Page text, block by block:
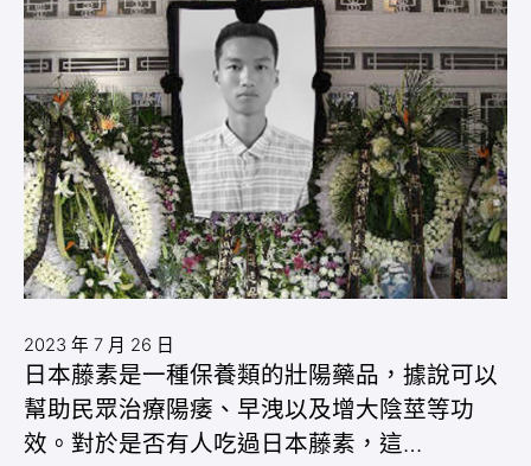
2023 年 7 月 26 日
日本藤素是一種保養類的壯陽藥品，據說可以
幫助民眾治療陽痿、早洩以及增大陰莖等功
效。對於是否有人吃過日本藤素，這…